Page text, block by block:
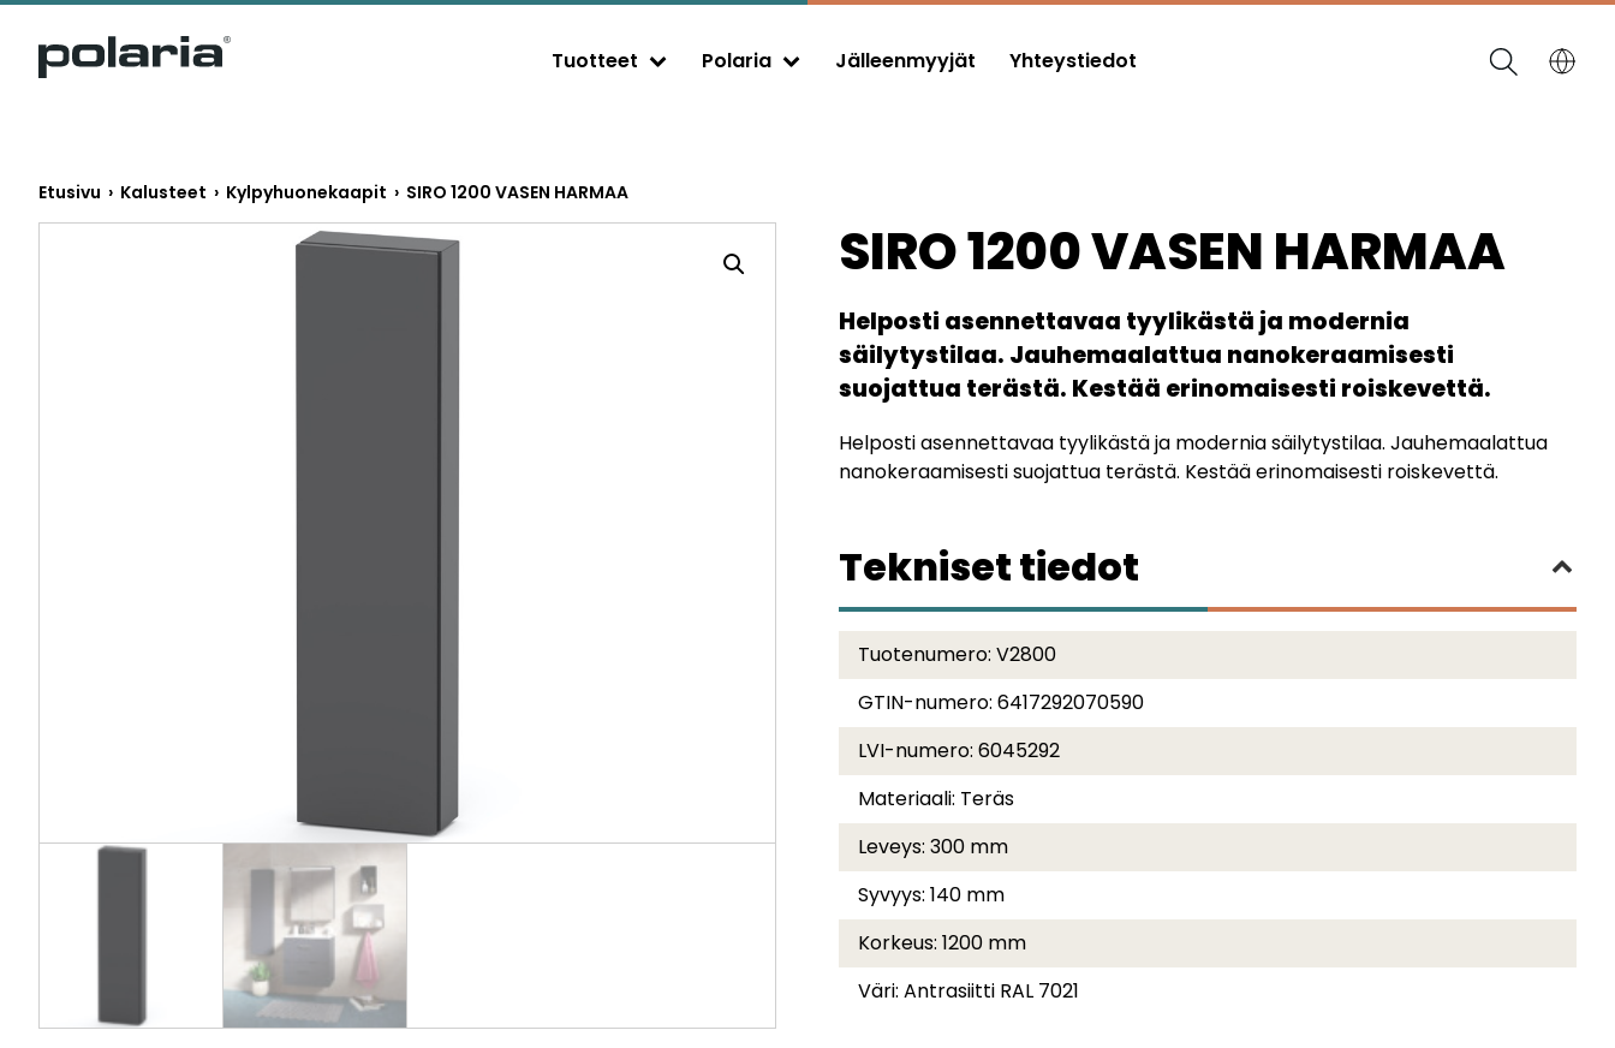
https://polaria.fi/name Tuotteet Polaria Jälleenmyyjät Yhteystiedot
Etusivu › Kalusteet › Kylpyhuonekaapit › SIRO 1200 VASEN HARMAA
SIRO 1200 VASEN HARMAA
Helposti asennettavaa tyylikästä ja modernia
säilytystilaa. Jauhemaalattua nanokeraamisesti
suojattua terästä. Kestää erinomaisesti roiskevettä.
Helposti asennettavaa tyylikästä ja modernia säilytystilaa. Jauhemaalattua
nanokeraamisesti suojattua terästä. Kestää erinomaisesti roiskevettä.
Tekniset tiedot
Tuotenumero: V2800
GTIN-numero: 6417292070590
LVI-numero: 6045292
Materiaali: Teräs
Leveys: 300 mm
Syvyys: 140 mm
Korkeus: 1200 mm
Väri: Antrasiitti RAL 7021